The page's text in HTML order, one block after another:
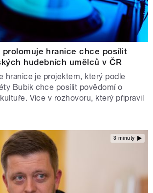
prolomuje hranice chce posílit
hudebních umělců v ČR
hranice je projektem, který podle
Bubik chce posílit povědomí o
Více v rozhovoru, který připravil
3 minuty